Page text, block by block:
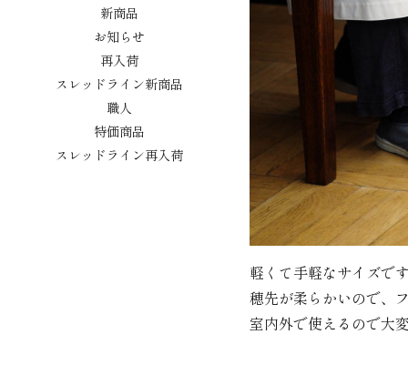
新商品
お知らせ
再入荷
スレッドライン新商品
職人
特価商品
スレッドライン再入荷
軽くて手軽なサイズで
穂先が柔らかいので、
室内外で使えるので大